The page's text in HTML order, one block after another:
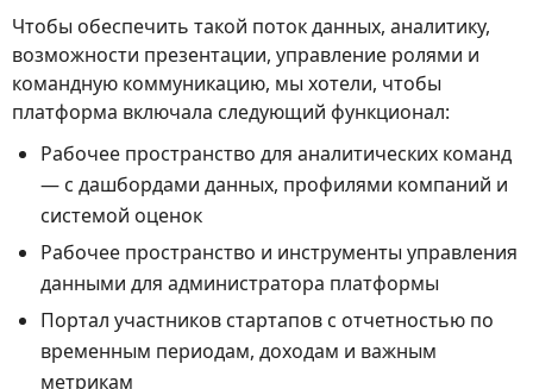
Чтобы обеспечить такой поток данных, аналитику,
возможности презентации, управление ролями и
командную коммуникацию, мы хотели, чтобы
платформа включала следующий функционал:
Рабочее пространство для аналитических команд
— с дашбордами данных, профилями компаний и
системой оценок
Рабочее пространство и инструменты управления
данными для администратора платформы
Портал участников стартапов с отчетностью по
временным периодам, доходам и важным
метрикам